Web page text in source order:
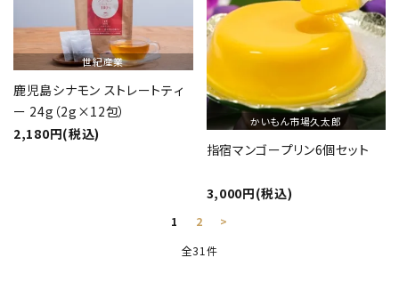
世紀産業
鹿児島シナモン ストレートティ
ー 24g（2g×12包）
2,180円(税込)
かいもん市場久太郎
指宿マンゴープリン6個セット
3,000円(税込)
1 2
>
全31件